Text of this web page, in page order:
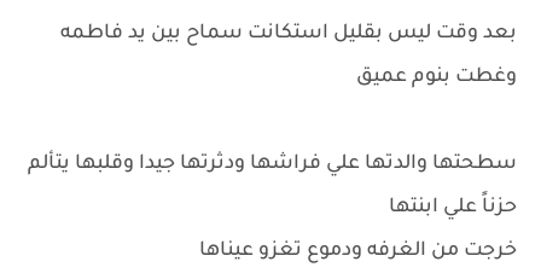
بعد وقت ليس بقليل استكانت سماح بين يد فاطمه
وغطت بنوم عميق
سطحتها والدتها علي فراشها ودثرتها جيدا وقلبها يتألم
حزناً علي ابنتها
خرجت من الغرفه ودموع تغزو عيناها